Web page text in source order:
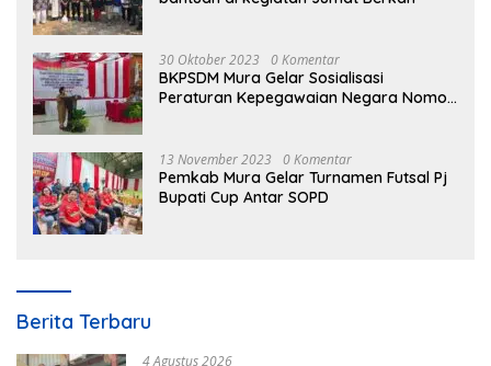
30 Oktober 2023 0 Komentar
BKPSDM Mura Gelar Sosialisasi
Peraturan Kepegawaian Negara Nomor
13 November 2023 0 Komentar
Pemkab Mura Gelar Turnamen Futsal Pj
Bupati Cup Antar SOPD
Berita Terbaru
4 Agustus 2026